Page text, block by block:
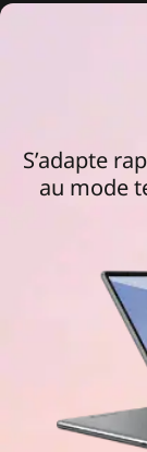
S’adapte
au mode